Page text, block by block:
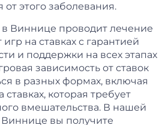
от этого заболевания.
Виннице проводит лечение
на ставках с гарантией
и поддержки на всех этапах
зависимость от ставок
в разных формах, включая
которая требует
вмешательства. В нашей
Виннице вы получите